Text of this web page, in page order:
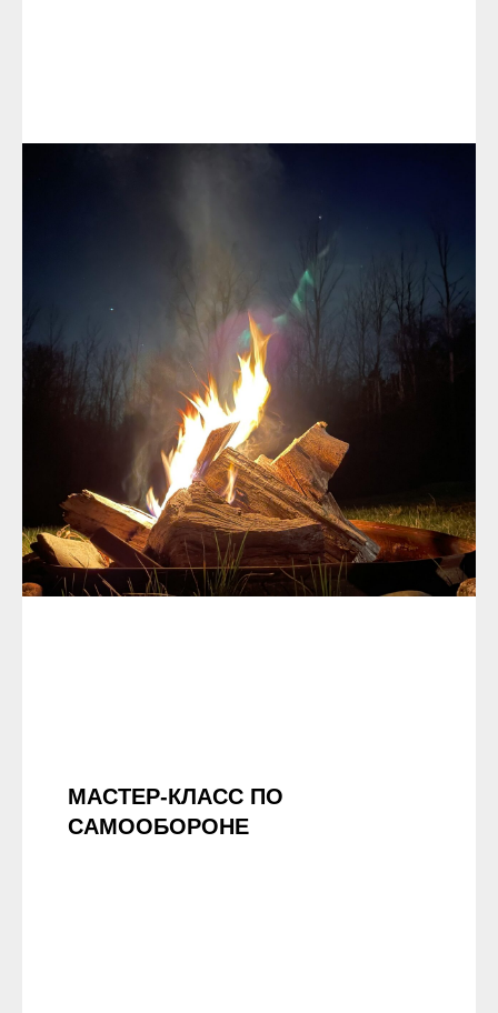
МАСТЕР-КЛАСС ПО
САМООБОРОНЕ